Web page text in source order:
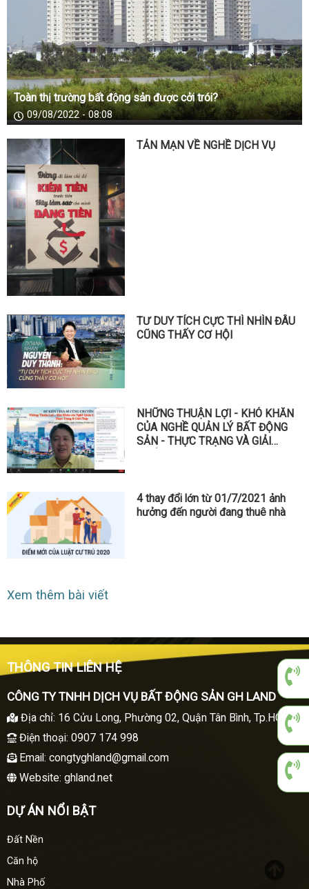
Toàn thị trường bất động sản được cởi trói?
09/08/2022 - 08:08
TẢN MẠN VỀ NGHỀ DỊCH VỤ
TƯ DUY TÍCH CỰC THÌ NHÌN ĐÂU
CŨNG THẤY CƠ HỘI
NHỮNG THUẬN LỢI - KHÓ KHĂN
CỦA NGHỀ QUẢN LÝ BẤT ĐỘNG
SẢN - THỰC TRẠNG VÀ GIẢI
4 thay đổi lớn từ 01/7/2021 ảnh
hưởng đến người đang thuê nhà
Xem thêm bài viết
THÔNG TIN LIÊN HỆ
CÔNG TY TNHH DỊCH VỤ BẤT ĐỘNG SẢN GH LAND
Địa chỉ: 16 Cửu Long, Phường 02, Quận Tân Bình, Tp.HCM
Điện thoại: 0907 174 998
Email: congtyghland@gmail.com
Website: ghland.net
DỰ ÁN NỔI BẬT
Đất Nền
Căn hộ
Nhà Phố